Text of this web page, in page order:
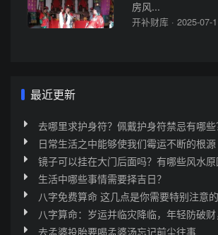
房风...
开补财库 · 2025-07-
最近更新
去哪里求护身符？佩戴护身符禁忌有哪些
日常生活之中能够使我们霉运不断的根源
镜子可以挂在大门后面吗？有哪些风水原
生活中哪些事情需要择吉日？
八字免费算命 这几点是你需要特别注意的
八字算命：岁运并临灾降临，年轻防破
去孟婆投胎要喝孟婆汤忘记前尘往事